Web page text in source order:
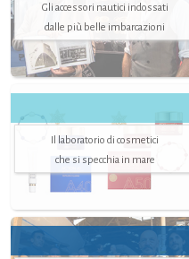
Gli accessori nautici indossati
dalle più belle imbarcazioni
Il laboratorio di cosmetici
che si specchia in mare